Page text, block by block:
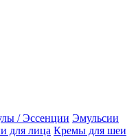
/ Эссенции Эмульсии
для лица Кремы для шеи